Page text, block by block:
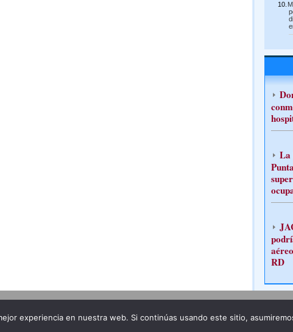
La
RD
experiencia en nuestra web. Si continúas usando este sitio,